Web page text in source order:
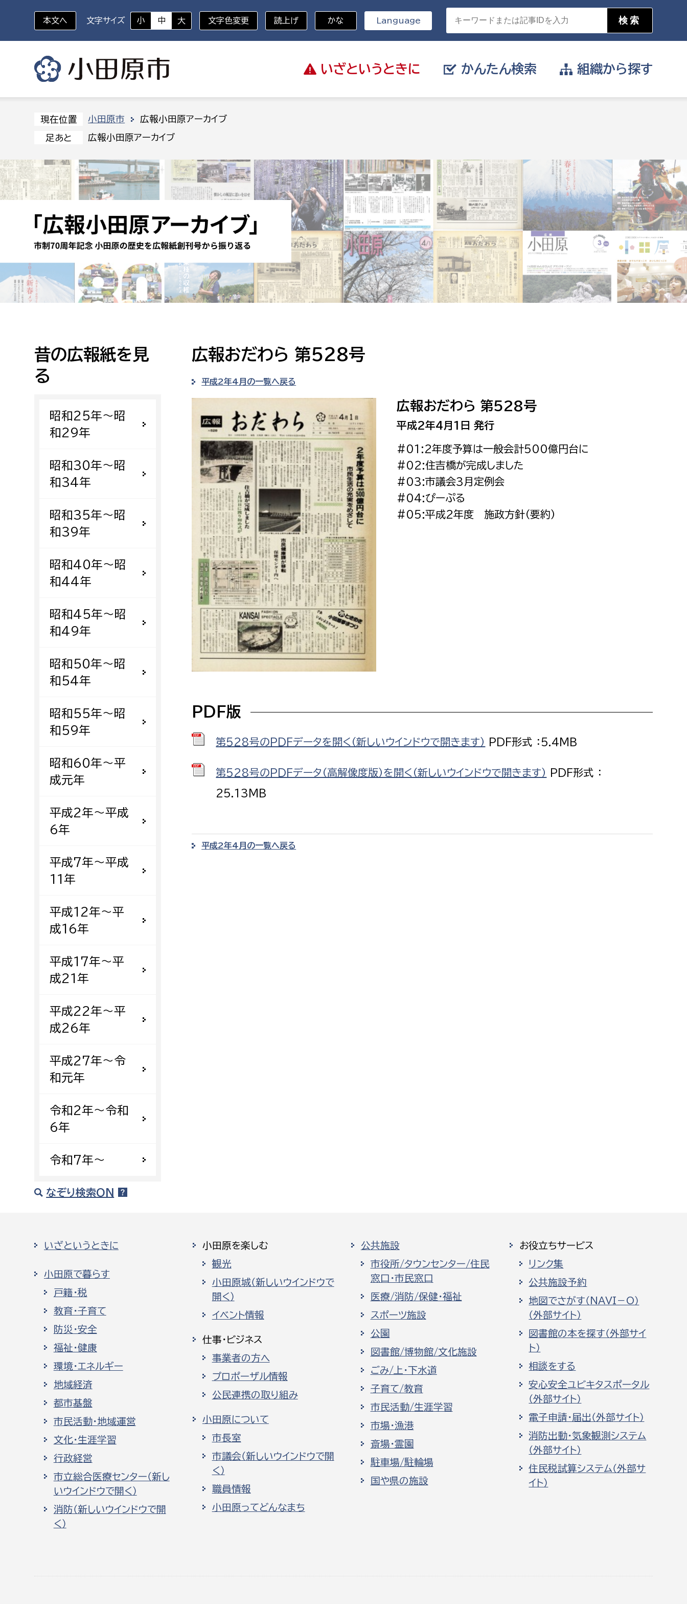
いざと いうときに
いざというときに
休日救急外来 防災・ハザードマップ 避難場所 消防
かんたん検索
対象者を選択
幼稚園児・保育園児
高校生・大学生など
障がい者
事業者
求職者
外国人
ペット
税
教育・子育て
防災・安全
福祉・健康
環境・エネルギー
都市基盤
市民活動・地域づくり
行政経営
観光
消防
病院
市議会
届け出や申請をしたい
証明書がほしい
相談をしたい
支払いをしたい
働きたい
まちづくりに関わりたい
組織から探す
組織から探す
部に属さない室
秘書室
広報広聴室
企画政策課
財政課
デジタル推進課
総務課
職員課
財産管理課
契約検査課
市税総務課
市民税課
資産税課
事業課
市民部
地域安全課
人権・男女共同参画課
戸籍住民課
防災部 文化部
生涯学習課
文化財課
スポーツ課
小田原城総合管理事務所
環境部
福祉健康部
福祉政策課
生活援護課
障がい福祉課
保険課
健康づくり課
子ども若者部
子ども政策課
子ども若者支援課
保育課
経済部
産業政策課
観光課
農政課
水産海浜課
都市部
建築指導課
建設部
建設政策課
国県事業推進課
道水路整備課
みどり公園課
会計管理者
出納室
市立総合医療センター
患者サポートセンター
病院管理局：経営管理課
病院管理局：施設用度課
病院管理局：医事課
警防第1課
上下水道局
経営総務課
水道整備課
下水道整備課
浄水管理課
農業委員会事務局
農業委員会事務局
本文へ 文字サイズ 小 中 大 文字色変更 読上げ かな Language
現在位置 小田原市 広報小田原アーカイブ
足あと 広報小田原アーカイブ
昔の広報紙を見
る
昭和25年〜昭
和29年
昭和30年〜昭
和34年
昭和35年〜昭
和39年
昭和40年〜昭
和44年
昭和45年〜昭
和49年
昭和50年〜昭
和54年
昭和55年〜昭
和59年
昭和60年〜平
成元年
平成2年〜平成
6年
平成7年〜平成
11年
平成12年〜平
成16年
平成17年〜平
成21年
平成22年〜平
成26年
平成27年〜令
和元年
令和2年〜令和
6年
令和7年〜
広報おだわら 第528号
平成2年4月の一覧へ戻る
広報おだわら 第528号
平成2年4月1日 発行
#01:2年度予算は一般会計500億円台に
#02:住吉橋が完成しました
#03:市議会3月定例会
#04:ぴーぷる
#05:平成2年度 施政方針（要約）
PDF版
第528号のPDFデータを開く（新しいウインドウで開きます） PDF形式 ：5.4MB
第528号のPDFデータ（高解像度版）を開く（新しいウインドウで開きます）
PDF形式 ：
25.13MB
平成2年4月の一覧へ戻る
なぞり検索ON
いざというときに
小田原で暮らす
戸籍・税
教育・子育て
防災・安全
福祉・健康
環境・エネルギー
地域経済
都市基盤
市民活動・地域運営
文化・生涯学習
行政経営
市立総合医療センター（新し
いウインドウで開く）
消防（新しいウインドウで開
く）
小田原を楽しむ
観光
小田原城（新しいウインドウで
開く）
イベント情報
仕事・ビジネス
事業者の方へ
プロポーザル情報
公民連携の取り組み
小田原について
市長室
市議会（新しいウインドウで開
く）
職員情報
小田原ってどんなまち
公共施設
市役所/タウンセンター/住民
窓口・市民窓口
医療/消防/保健・福祉
スポーツ施設
公園
図書館/博物館/文化施設
ごみ/上・下水道
子育て/教育
市民活動/生涯学習
市場・漁港
斎場・霊園
駐車場/駐輪場
国や県の施設
お役立ちサービス
リンク集
公共施設予約
地図でさがす（NAVI－O）
（外部サイト）
図書館の本を探す（外部サイ
ト）
相談をする
安心安全ユビキタスポータル
（外部サイト）
電子申請・届出（外部サイト）
消防出動・気象観測システム
（外部サイト）
住民税試算システム（外部サ
イト）